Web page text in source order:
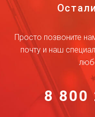
Просто позвоните
почту и наш
8 800